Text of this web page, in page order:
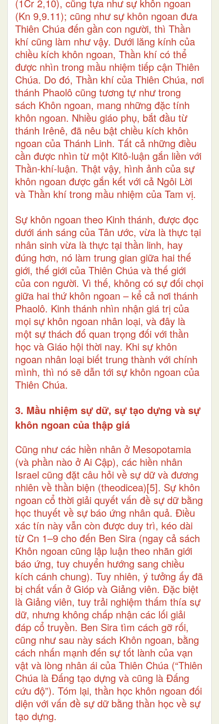
(1Cr 2,10), cũng tựa như sự khôn ngoan
(Kn 9,9.11); cũng như sự khôn ngoan đưa
Thiên Chúa đến gần con người, thì Thần
khí cũng làm như vậy. Dưới lăng kính của
chiều kích khôn ngoan, Thần khí có thể
được nhìn trong mầu nhiệm tiếp cận Thiên
Chúa. Do đó, Thần khí của Thiên Chúa, nơi
thánh Phaolô cũng tương tự như trong
sách Khôn ngoan, mang những đặc tính
khôn ngoan. Nhiều giáo phụ, bắt đầu từ
thánh Irênê, đã nêu bật chiều kích khôn
ngoan của Thánh Linh. Tất cả những điều
cần được nhìn từ một Kitô-luận gắn liền với
Thần-khí-luận. Thật vậy, hình ảnh của sự
khôn ngoan được gắn kết với cả Ngôi Lời
và Thần khí trong mầu nhiệm của Tam vị.
Sự khôn ngoan theo Kinh thánh, được đọc
dưới ánh sáng của Tân ước, vừa là thực tại
nhân sinh vừa là thực tại thần linh, hay
đúng hơn, nó làm trung gian giữa hai thế
giới, thế giới của Thiên Chúa và thế giới
của con người. Vì thế, không có sự đối chọi
giữa hai thứ khôn ngoan – kể cả nơi thánh
Phaolô. Kinh thánh nhìn nhận giá trị của
mọi sự khôn ngoan nhân loại, và đây là
một sự thách đố quan trọng đối với thần
học và Giáo hội thời nay. Khi sự khôn
ngoan nhân loại biết trung thành với chính
mình, thì nó sẽ dẫn tới sự khôn ngoan của
Thiên Chúa.
3. Mầu nhiệm sự dữ, sự tạo dựng và sự
khôn ngoan của thập giá
Cũng như các hiền nhân ở Mesopotamia
(và phần nào ở Ai Cập), các hiền nhân
Israel cũng đặt câu hỏi về sự dữ và đương
nhiên về thần biện (theodicea)[5]. Sự khôn
ngoan cổ thời giải quyết vấn đề sự dữ bằng
học thuyết về sự báo ứng nhân quả. Điều
xác tín này vẫn còn được duy trì, kéo dài
từ Cn 1–9 cho đến Ben Sira (ngay cả sách
Khôn ngoan cũng lập luận theo nhãn giới
báo ứng, tuy chuyển hướng sang chiều
kích cánh chung). Tuy nhiên, ý tưởng ấy đã
bị chất vấn ở Gióp và Giảng viên. Đặc biệt
là Giảng viên, tuy trải nghiệm thấm thía sự
dữ, nhưng không chấp nhận các lối giải
đáp cổ truyền. Ben Sira tìm cách gỡ rối,
cũng như sau này sách Khôn ngoan, bằng
cách nhấn mạnh đến sự tốt lành của vạn
vật và lòng nhân ái của Thiên Chúa (“Thiên
Chúa là Đấng tạo dựng và cũng là Đấng
cứu độ”). Tóm lại, thần học khôn ngoan đối
diện với vấn đề sự dữ bằng thần học về sự
tạo dựng.